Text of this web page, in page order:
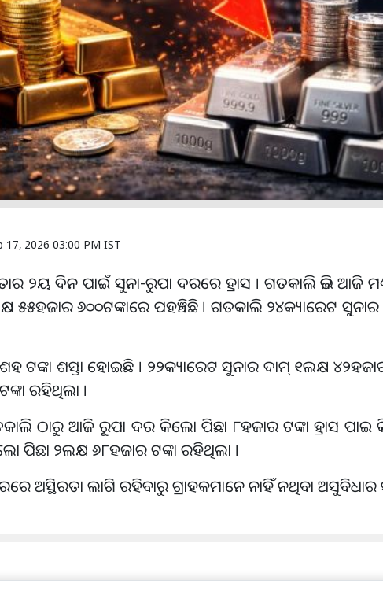
17, 2026 03:00 PM IST
୨ୟ ଦିନ ପାଇଁ ସୁନା-ରୁପା ଦରରେ ହ୍ରାସ । ଗତକାଲି ଭଳି ଆଜି
୫୫ହଜାର ୬୦୦ଟଙ୍କାରେ ପହଞ୍ଚିଛି । ଗତକାଲି ୨୪କ୍ୟାରେଟ
ଶସ୍ତା ହୋଇଛି । ୨୨କ୍ୟାରେଟ ସୁନାର ଦାମ୍‌ ୧ଲକ୍ଷ
ରହିଥିଲା ।
ଠାରୁ ଆଜି ରୂପା ଦର କିଲୋ ପିଛା ୮ହଜାର ଟଙ୍କା ହ୍ରାସ ପାଇ
ପିଛା ୨ଲକ୍ଷ ୬୮ହଜାର ଟଙ୍କା ରହିଥିଲା ।
ଅସ୍ଥିରତା ଲାଗି ରହିବାରୁ ଗ୍ରାହକମାନେ ନାହିଁ ନଥିବା ଅସୁବିଧାର